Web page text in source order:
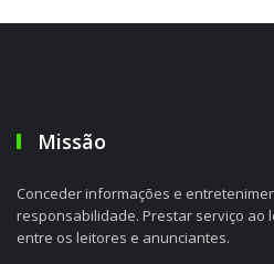
Missão
Conceder informações e
responsabilidade. Prestar serviço ao
entre os leitores e anunciantes.